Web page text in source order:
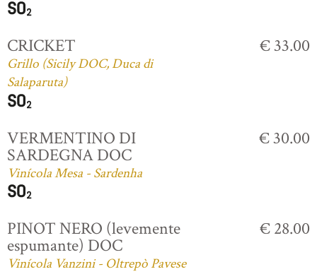
CRICKET
Grillo (Sicily DOC, Duca di
Salaparuta)
€ 33.00
VERMENTINO DI
SARDEGNA DOC
Vinícola Mesa - Sardenha
€ 30.00
PINOT NERO (levemente
espumante) DOC
Vinícola Vanzini - Oltrepò Pavese
€ 28.00